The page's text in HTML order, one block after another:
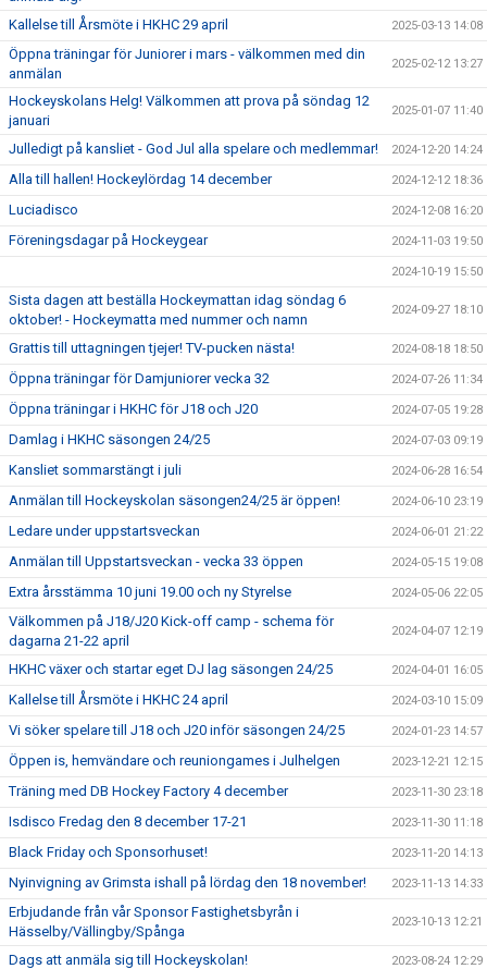
Kallelse till Årsmöte i HKHC 29 april
2025-03-13 14:08
Öppna träningar för Juniorer i mars - välkommen med din
anmälan
2025-02-12 13:27
Hockeyskolans Helg! Välkommen att prova på söndag 12
januari
2025-01-07 11:40
Julledigt på kansliet - God Jul alla spelare och medlemmar! 2024-12-20 14:24
Alla till hallen! Hockeylördag 14 december 2024-12-12 18:36
Luciadisco 2024-12-08 16:20
Föreningsdagar på Hockeygear 2024-11-03 19:50
2024-10-19 15:50
Sista dagen att beställa Hockeymattan idag söndag 6
oktober! - Hockeymatta med nummer och namn
2024-09-27 18:10
Grattis till uttagningen tjejer! TV-pucken nästa! 2024-08-18 18:50
Öppna träningar för Damjuniorer vecka 32 2024-07-26 11:34
Öppna träningar i HKHC för J18 och J20 2024-07-05 19:28
Damlag i HKHC säsongen 24/25 2024-07-03 09:19
Kansliet sommarstängt i juli 2024-06-28 16:54
Anmälan till Hockeyskolan säsongen24/25 är öppen! 2024-06-10 23:19
Ledare under uppstartsveckan 2024-06-01 21:22
Anmälan till Uppstartsveckan - vecka 33 öppen 2024-05-15 19:08
Extra årsstämma 10 juni 19.00 och ny Styrelse 2024-05-06 22:05
Välkommen på J18/J20 Kick-off camp - schema för
dagarna 21-22 april
2024-04-07 12:19
HKHC växer och startar eget DJ lag säsongen 24/25 2024-04-01 16:05
Kallelse till Årsmöte i HKHC 24 april 2024-03-10 15:09
Vi söker spelare till J18 och J20 inför säsongen 24/25 2024-01-23 14:57
Öppen is, hemvändare och reuniongames i Julhelgen 2023-12-21 12:15
Träning med DB Hockey Factory 4 december 2023-11-30 23:18
Isdisco Fredag den 8 december 17-21 2023-11-30 11:18
Black Friday och Sponsorhuset! 2023-11-20 14:13
Nyinvigning av Grimsta ishall på lördag den 18 november! 2023-11-13 14:33
Erbjudande från vår Sponsor Fastighetsbyrån i
Hässelby/Vällingby/Spånga
2023-10-13 12:21
Dags att anmäla sig till Hockeyskolan! 2023-08-24 12:29